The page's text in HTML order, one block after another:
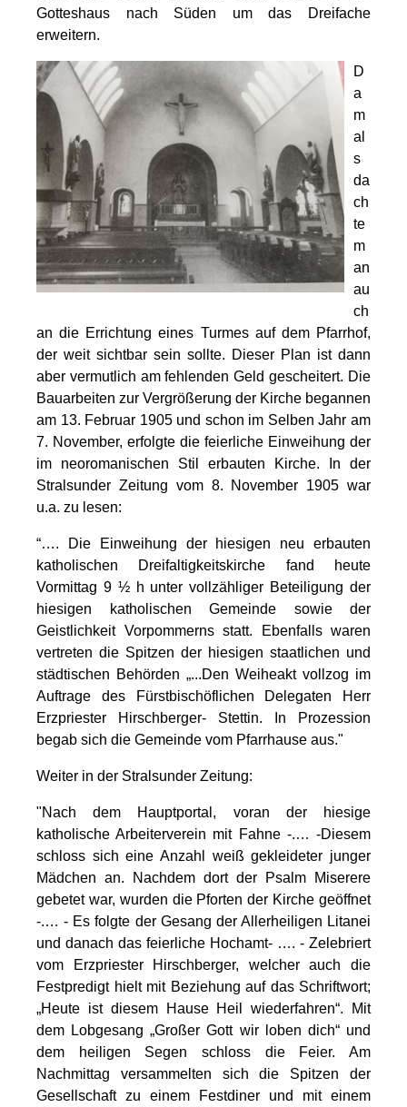
Gotteshaus nach Süden um das Dreifache
erweitern.
D
a
m
al
s
da
ch
te
m
an
au
ch
an die Errichtung eines Turmes auf dem Pfarrhof,
der weit sichtbar sein sollte. Dieser Plan ist dann
aber vermutlich am fehlenden Geld gescheitert. Die
Bauarbeiten zur Vergrößerung der Kirche begannen
am 13. Februar 1905 und schon im Selben Jahr am
7. November, erfolgte die feierliche Einweihung der
im neoromanischen Stil erbauten Kirche. In der
Stralsunder Zeitung vom 8. November 1905 war
u.a. zu lesen:
“…. Die Einweihung der hiesigen neu erbauten
katholischen Dreifaltigkeitskirche fand heute
Vormittag 9 ½ h unter vollzähliger Beteiligung der
hiesigen katholischen Gemeinde sowie der
Geistlichkeit Vorpommerns statt. Ebenfalls waren
vertreten die Spitzen der hiesigen staatlichen und
städtischen Behörden „...Den Weiheakt vollzog im
Auftrage des Fürstbischöflichen Delegaten Herr
Erzpriester Hirschberger- Stettin. In Prozession
begab sich die Gemeinde vom Pfarrhause aus."
Weiter in der Stralsunder Zeitung:
"Nach dem Hauptportal, voran der hiesige
katholische Arbeiterverein mit Fahne -.… -Diesem
schloss sich eine Anzahl weiß gekleideter junger
Mädchen an. Nachdem dort der Psalm Miserere
gebetet war, wurden die Pforten der Kirche geöffnet
-.… - Es folgte der Gesang der Allerheiligen Litanei
und danach das feierliche Hochamt- …. - Zelebriert
vom Erzpriester Hirschberger, welcher auch die
Festpredigt hielt mit Beziehung auf das Schriftwort;
„Heute ist diesem Hause Heil wiederfahren“. Mit
dem Lobgesang „Großer Gott wir loben dich“ und
dem heiligen Segen schloss die Feier. Am
Nachmittag versammelten sich die Spitzen der
Gesellschaft zu einem Festdiner und mit einem